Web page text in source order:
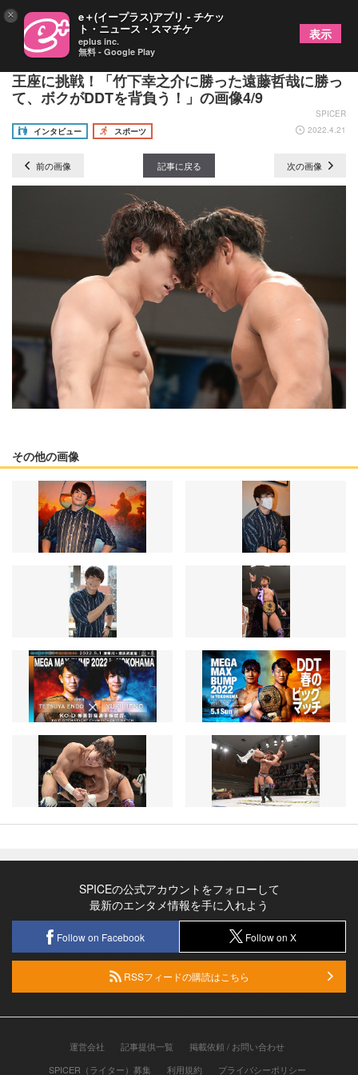
【DDT上野勇希インタビュー】横浜武道館で最高峰
王座に挑戦！「竹下幸之介に勝った遠藤哲哉に勝っ
て、ボクがDDTを背負う！」の画像4/9
SPICER
インタビュー
スポーツ 2022.4.21
前の画像 記事に戻る 次の画像
その他の画像
SPICEの公式アカウントをフォローして
最新のエンタメ情報を手に入れよう
Follow on Facebook Follow on X
RSSフィードの購読はこちら
運営会社 記事提供一覧
掲載依頼 / お問い合わせ
SPICER（ライター）募集
利用規約 プライバシーポリシー
× e＋(イープラス)アプリ - チケッ
ト・ニュース・スマチケ
eplus inc.
無料 - Google Play
表示